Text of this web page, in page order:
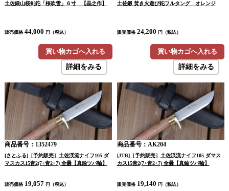
土佐鍛山桜剣鉈「桜吹雪」６寸 【晶之作】
販売価格 44,000 円（税込）
買い物カゴへ入れる
詳細をみる
土佐鍛 焚き火遊び鉈フルタング オレンジ
販売価格 24,200 円（税込）
買い物カゴへ入れる
詳細をみる
商品番号：1352479
[さとふる]［予約販売］土佐渓流ナイフ105 ダ
マスカス15青2(7+青2+7) 全曇【真鍮ツバ輪】
販売価格 19,057 円（税込）
商品番号：AK204
[JTB]［予約販売］土佐渓流ナイフ105 ダマス
カス15青2(7+青2+7) 全曇【真鍮ツバ輪】
販売価格 19,140 円（税込）